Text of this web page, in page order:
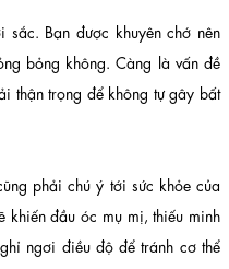
Bạn được khuyên chớ nên
bỏng không. Càng là vấn đề
thận trọng để không tự gây bất
phải chú ý tới sức khỏe của
khiến đầu óc mụ mị, thiếu minh
ngơi điều độ để tránh cơ thể